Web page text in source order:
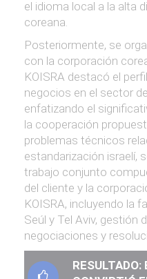
el idioma local a la alta
coreana.
Posteriormente, se
con la corporación
KOISRA destacó el
negocios en el sector
enfatizando el
la cooperación
problemas técnicos
estandarización israelí,
trabajo conjunto
del cliente y la
KOISRA, incluyendo la
Seúl y Tel Aviv, gestión
negociaciones y
RESULTADO: